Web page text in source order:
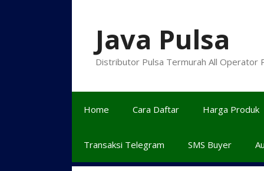
Java Pulsa
Distributor Pulsa Termurah All Operator
Home Cara Daftar Harga Produk
Transaksi Telegram SMS Buyer